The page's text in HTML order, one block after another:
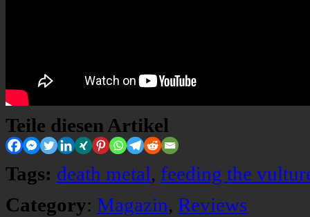
Teile diesen Artikel
Tags: death metal, feeding the
Category: Magazin, Reviews